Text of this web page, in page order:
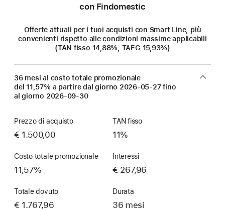
con Findomestic
Offerte attuali per i tuoi acquisti con Smart Line, più
convenienti rispetto alle condizioni massime applicabili
(TAN fisso 14,88%, TAEG 15,93%)
36 mesi al costo totale promozionale
del 11,57% a partire dal giorno 2026-05-27fino
al giorno 2026-09-30
Prezzo di acquisto
€ 1.500,00
TAN fisso
11%
Costo totale promozionale
11,57%
Interessi
€ 267,96
Totale dovuto
€ 1.767,96
Durata
36 mesi